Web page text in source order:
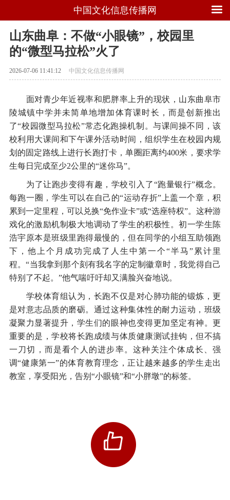
中国文化信息传播网
山东曲阜：不做“小眼镜”，校园里
的“微型马拉松”火了
2026-07-06 11:41:12 中国文化信息传播网
面对青少年近视率和肥胖率上升的现状，山东曲阜市
陵城镇中学并未简单地增加体育课时长，而是创新推出
了“校园微型马拉松”常态化跑操机制。与课间操不同，该
校利用大课间和下午课外活动时间，组织学生在校园内规
划的固定路线上进行长跑打卡，单圈距离约400米，要求学
生每日完成至少2公里的“迷你马”。
为了让跑步变得有趣，学校引入了“跑量银行”概念。
每跑一圈，学生可以在自己的“运动存折”上盖一个章，积
累到一定里程，可以兑换“免作业卡”或“选座特权”。这种游
戏化的激励机制极大地调动了学生的积极性。初一学生陈
浩宇原本是班级里跑得最慢的，但在同学的小组互助领跑
下，他上个月成功完成了人生中第一个“半马”累计里
程。“当我拿到那个刻有我名字的定制徽章时，我觉得自己
特别了不起。”他气喘吁吁却又满脸兴奋地说。
学校体育组认为，长跑不仅是对心肺功能的锻炼，更
是对意志品质的磨砺。通过这种集体性的耐力运动，班级
凝聚力显著提升，学生们的眼神也变得更加坚定有神。更
重要的是，学校将长跑成绩与体质健康测试挂钩，但不搞
一刀切，而是看个人的进步率。这种关注个体成长、强
调“健康第一”的体育教育理念，正让越来越多的学生走出
教室，享受阳光，告别“小眼镜”和“小胖墩”的标签。